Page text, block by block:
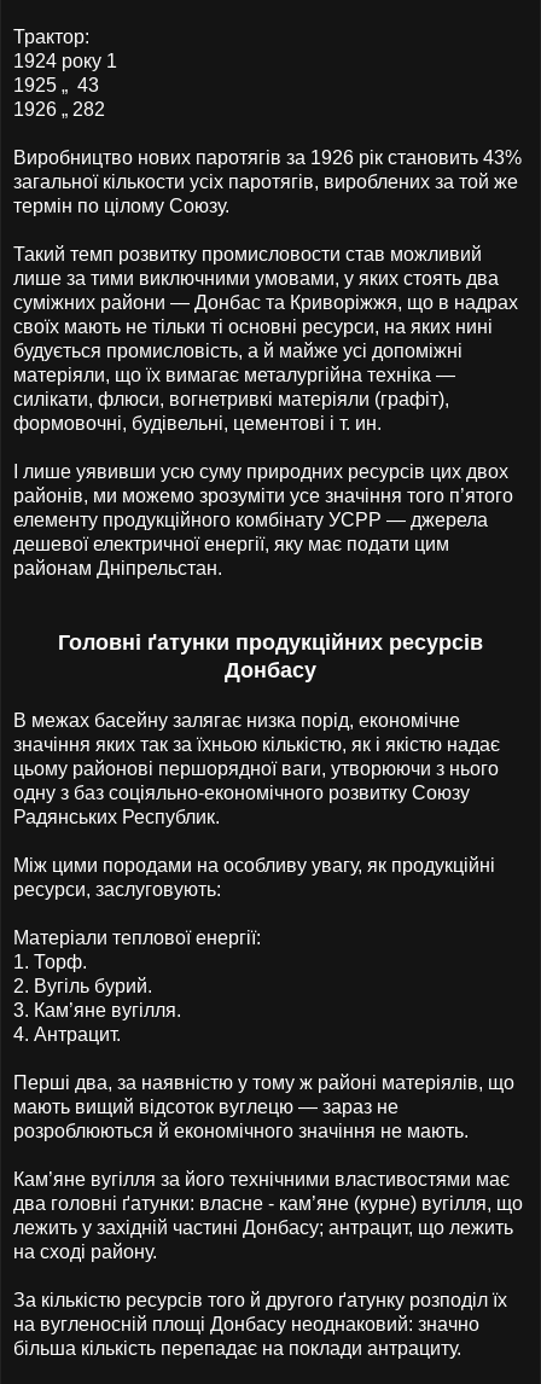
Трактор:
1924 року 1
1925 „ 43
1926 „ 282
Виробництво нових паротягів за 1926 рік становить 43%
загальної кількости усіх паротягів, вироблених за той же
термін по цілому Союзу.
Такий темп розвитку промисловости став можливий
лише за тими виключними умовами, у яких стоять два
суміжних райони — Донбас та Криворіжжя, що в надрах
своїх мають не тільки ті основні ресурси, на яких нині
будується промисловість, а й майже усі допоміжні
матеріяли, що їх вимагає металургійна техніка —
силікати, флюси, вогнетривкі матеріяли (графіт),
формовочні, будівельні, цементові і т. ин.
І лише уявивши усю суму природних ресурсів цих двох
районів, ми можемо зрозуміти усе значіння того п’ятого
елементу продукційного комбінату УСРР — джерела
дешевої електричної енергії, яку має подати цим
районам Дніпрельстан.
Головні ґатунки продукційних ресурсів
Донбасу
В межах басейну залягає низка порід, економічне
значіння яких так за їхньою кількістю, як і якістю надає
цьому районові першорядної ваги, утворюючи з нього
одну з баз соціяльно-економічного розвитку Союзу
Радянських Республик.
Між цими породами на особливу увагу, як продукційні
ресурси, заслуговують:
Матеріали теплової енергії:
1. Торф.
2. Вугіль бурий.
3. Кам’яне вугілля.
4. Антрацит.
Перші два, за наявністю у тому ж районі матеріялів, що
мають вищий відсоток вуглецю — зараз не
розроблюються й економічного значіння не мають.
Кам’яне вугілля за його технічними властивостями має
два головні ґатунки: власне - кам’яне (курне) вугілля, що
лежить у західній частині Донбасу; антрацит, що лежить
на сході району.
За кількістю ресурсів того й другого ґатунку розподіл їх
на вугленосній площі Донбасу неоднаковий: значно
більша кількість перепадає на поклади антрациту.